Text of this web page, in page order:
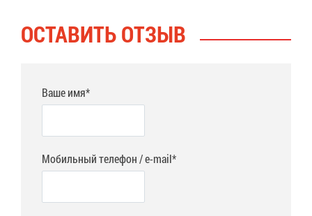
ОСТА­ВИТЬ ОТ­ЗЫВ
Ваше имя*
Мобильный телефон / e-mail*